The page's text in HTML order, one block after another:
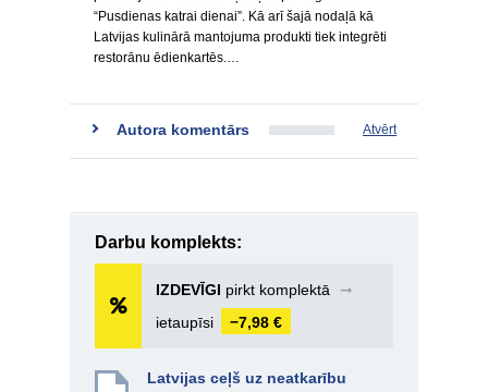
“Pusdienas katrai dienai”. Kā arī šajā nodaļā kā
Latvijas kulinārā mantojuma produkti tiek integrēti
restorānu ēdienkartēs.…
Autora komentārs Atvērt
Darbu komplekts:
IZDEVĪGI pirkt komplektā
➞
ietaupīsi
−7,98 €
Latvijas ceļš uz neatkarību